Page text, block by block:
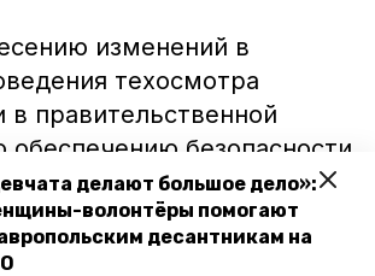
делают большое дело»:
волонтёры помогают
десантникам на
изменений в
техосмотра
в правительственной
обеспечению безопасности
которую
вице-премьер Марат
парламентариям от